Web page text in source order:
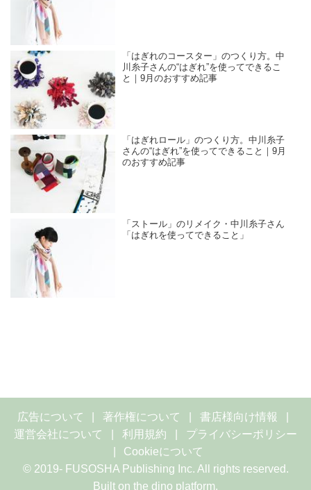
「はぎれのコースター」のつくり方。中
川糸子さんの“はぎれ”を使ってできるこ
と｜9月のおすすめ記事
「はぎれロール」のつくり方。中川糸子
さんの“はぎれ”を使ってできること｜9月
のおすすめ記事
「ストール」のリメイク・中川糸子さん
「はぎれを使ってできること」
広告について 著作権について
書店様向け情報
運営会社について
利用規約
プライバシーポリシー
Cookieについて
© 2019- FUSOSHA Publishing Inc. All rights reserved.
Built on the dino platform.